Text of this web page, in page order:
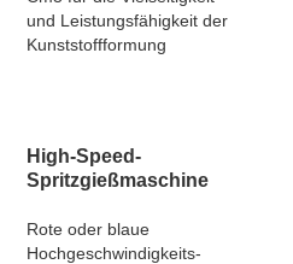
und Leistungsfähigkeit der
Kunststoffformung
High-Speed-
Spritzgießmaschine
Rote oder blaue
Hochgeschwindigkeits-